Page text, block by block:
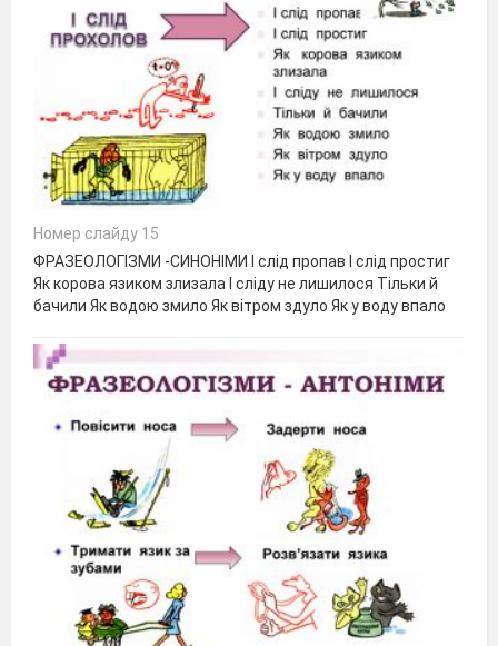
Номер слайду 15
ФРАЗЕОЛОГІЗМИ -СИНОНІМИ І слід пропав І слід простиг
Як корова язиком злизала І сліду не лишилося Тільки й
бачили Як водою змило Як вітром здуло Як у воду впало